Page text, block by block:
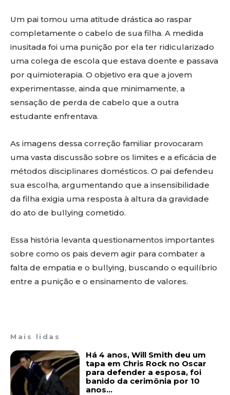
Um pai tomou uma atitude drástica ao raspar
completamente o cabelo de sua filha. A medida
inusitada foi uma punição por ela ter ridicularizado
uma colega de escola que estava doente e passava
por quimioterapia. O objetivo era que a jovem
experimentasse, ainda que minimamente, a
sensação de perda de cabelo que a outra
estudante enfrentava.
As imagens dessa correção familiar provocaram
uma vasta discussão sobre os limites e a eficácia de
métodos disciplinares domésticos. O pai defendeu
sua escolha, argumentando que a insensibilidade
da filha exigia uma resposta à altura da gravidade
do ato de bullying cometido.
Essa história levanta questionamentos importantes
sobre como os pais devem agir para combater a
falta de empatia e o bullying, buscando o equilíbrio
entre a punição e o ensinamento de valores.
Mais lidas
Há 4 anos, Will Smith deu um
tapa em Chris Rock no Oscar
para defender a esposa, foi
banido da cerimônia por 10
anos...